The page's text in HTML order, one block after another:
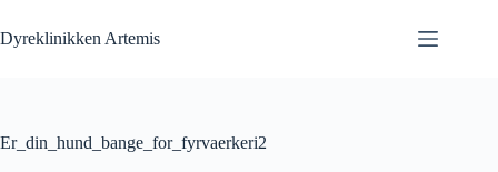
til
indhold
Dyreklinikken Artemis
Er_din_hund_bange_for_fyrvaerkeri2